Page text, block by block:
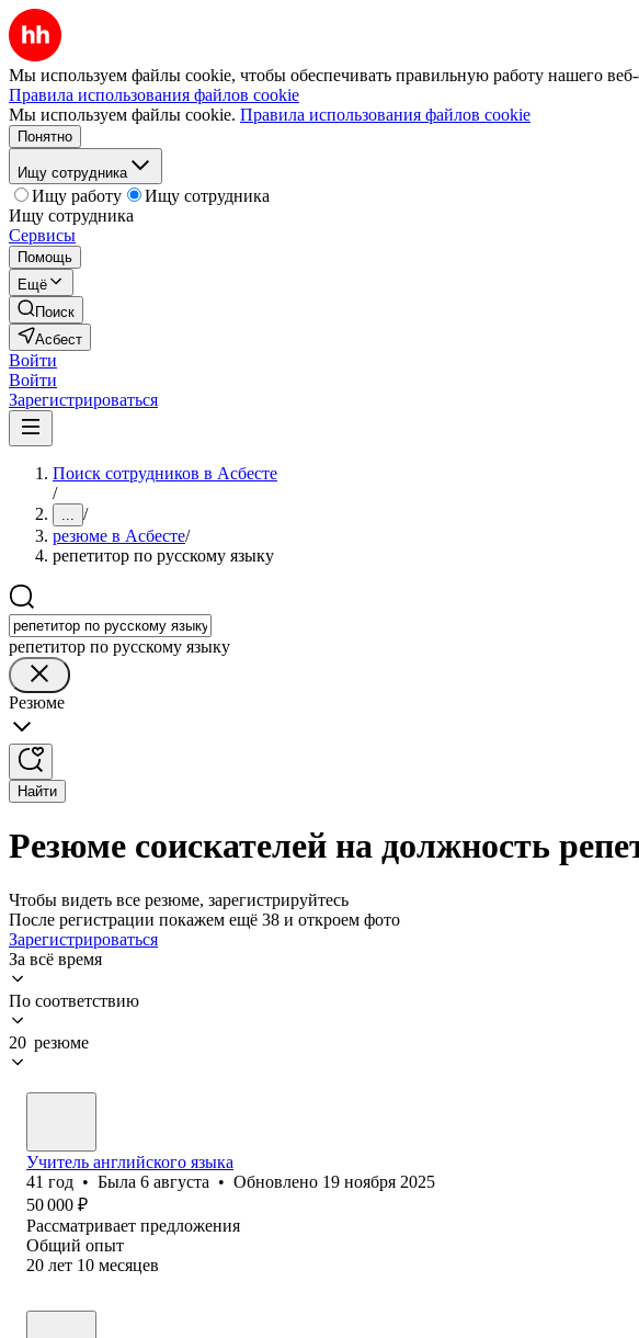
Мы используем файлы cookie, чтобы обеспечивать правильную работу нашего веб-
Правила использования файлов cookie
Мы используем файлы cookie. Правила использования файлов cookie
Понятно
Ищу сотрудника
Ищу работу
Ищу сотрудника
Ищу сотрудника
Сервисы
Помощь
Ещё
Поиск
Асбест
Войти
Войти
Зарегистрироваться
Поиск сотрудников в Асбесте
/
... /
резюме в Асбесте/
репетитор по русскому языку
репетитор по русскому языку
Резюме
Найти
Резюме соискателей на должность
Чтобы видеть все резюме, зарегистрируйтесь
После регистрации покажем ещё 38 и откроем фото
Зарегистрироваться
За всё время
По соответствию
20 резюме
Учитель английского языка
41 год • Была 6 августа • Обновлено 19 ноября 2025
50 000 ₽
Рассматривает предложения
Общий опыт
20 лет 10 месяцев